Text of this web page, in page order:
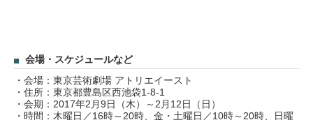
会場・スケジュールなど
・会場：東京芸術劇場 アトリエイースト
・住所：東京都豊島区西池袋1-8-1
・会期：2017年2月9日（木）～2月12日（日）
・時間：木曜日／16時～20時、金・土曜日／10時～20時、日曜